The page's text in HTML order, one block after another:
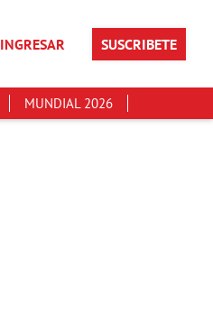
INGRESAR SUSCRIBETE
MUNDIAL 2026